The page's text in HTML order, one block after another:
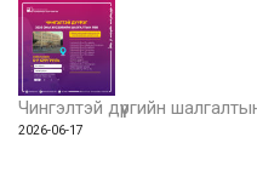
Чингэлтэй дүүргийн
2026-06-17